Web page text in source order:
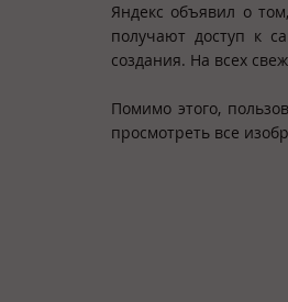
Яндекс объявил о
получают доступ к
создания. На всех
Помимо этого,
просмотреть все